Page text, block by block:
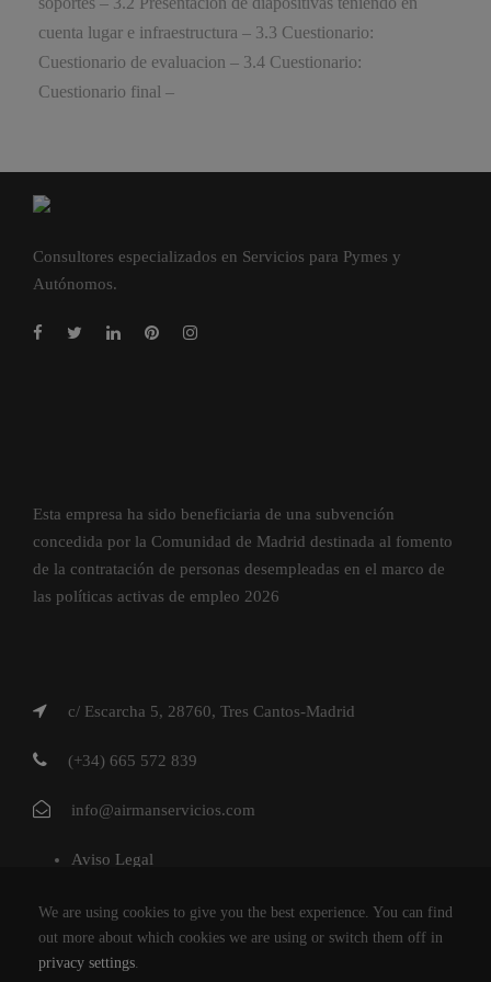
cuenta lugar e infraestructura – 3.3 Cuestionario:
Cuestionario de evaluacion – 3.4 Cuestionario:
Cuestionario final –
Consultores especializados en Servicios para Pymes y
Autónomos.
Esta empresa ha sido beneficiaria de una subvención
concedida por la Comunidad de Madrid destinada al fomento
de la contratación de personas desempleadas en el marco de
las políticas activas de empleo 2026
c/ Escarcha 5, 28760, Tres Cantos-Madrid
(+34) 665 572 839
info@airmanservicios.com
Aviso Legal
Política de Cookies
We are using cookies to give you the best experience. You can find
out more about which cookies we are using or switch them off in
privacy settings.